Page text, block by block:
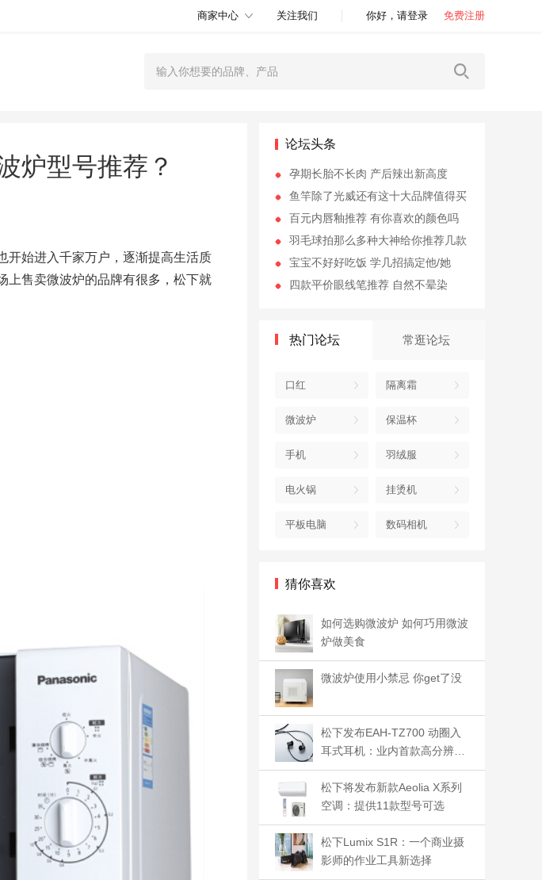
商家中心 关注我们 你好，请登录 免费注册
炉型号推荐？
开始进入千家万户，逐渐提高生活质
上售卖微波炉的品牌有很多，松下就
论坛头条
孕期长胎不长肉 产后辣出新高度
鱼竿除了光威还有这十大品牌值得买
百元内唇釉推荐 有你喜欢的颜色吗
羽毛球拍那么多种大神给你推荐几款
宝宝不好好吃饭 学几招搞定他/她
四款平价眼线笔推荐 自然不晕染
热门论坛 常逛论坛
口红 隔离霜
微波炉 保温杯
手机 羽绒服
电火锅 挂烫机
平板电脑 数码相机
猜你喜欢
如何选购微波炉 如何巧用微波
炉做美食
微波炉使用小禁忌 你get了没
松下发布EAH-TZ700 动圈入
耳式耳机：业内首款高分辨率
耳机
松下将发布新款Aeolia X系列
空调：提供11款型号可选
松下Lumix S1R：一个商业摄
影师的作业工具新选择